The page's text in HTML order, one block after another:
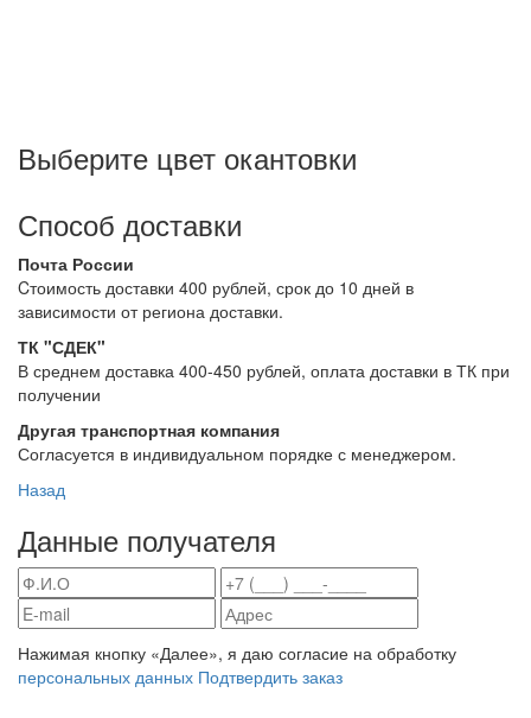
Выберите цвет окантовки
Способ доставки
Почта России
Cтоимость доставки 400 рублей, срок до 10 дней в
зависимости от региона доставки.
ТК "СДЕК"
В среднем доставка 400-450 рублей, оплата доставки в ТК при
получении
Другая транспортная компания
Согласуется в индивидуальном порядке с менеджером.
Назад
Данные получателя
Нажимая кнопку «Далее», я даю согласие на обработку
персональных данных Подтвердить заказ